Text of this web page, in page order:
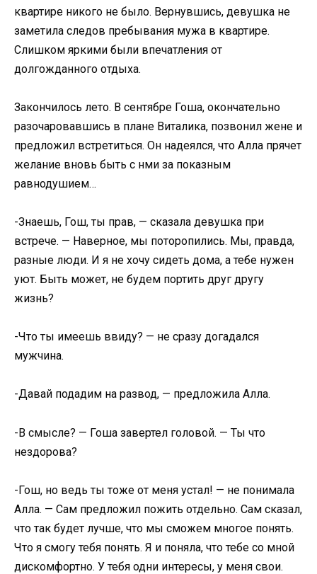
квартире никого не было. Вернувшись, девушка не
заметила следов пребывания мужа в квартире.
Слишком яркими были впечатления от
долгожданного отдыха.
Закончилось лето. В сентябре Гоша, окончательно
разочаровавшись в плане Виталика, позвонил жене и
предложил встретиться. Он надеялся, что Алла прячет
желание вновь быть с нми за показным
равнодушием…
-Знаешь, Гош, ты прав, — сказала девушка при
встрече. — Наверное, мы поторопились. Мы, правда,
разные люди. И я не хочу сидеть дома, а тебе нужен
уют. Быть может, не будем портить друг другу
жизнь?
-Что ты имеешь ввиду? — не сразу догадался
мужчина.
-Давай подадим на развод, — предложила Алла.
-В смысле? — Гоша завертел головой. — Ты что
нeздopoвa?
-Гош, но ведь ты тоже от меня устал! — не понимала
Алла. — Сам предложил пожить отдельно. Сам сказал,
что так будет лучше, что мы сможем многое понять.
Что я смогу тебя понять. Я и поняла, что тебе со мной
дискомфортно. У тебя одни интересы, у меня свои.